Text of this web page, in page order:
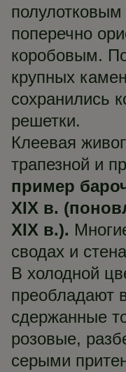
поперечно
коробовым.
крупных
сохранились
решетки.
Клеевая
трапезной и
пример
XIX в.
XIX в.).
сводах и
В холодной
преобладают
сдержанные
розовые,
серыми